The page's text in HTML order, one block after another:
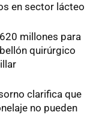
en sector lácteo
millones para
quirúrgico
clarifica que
no pueden